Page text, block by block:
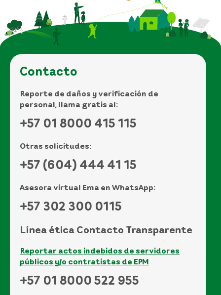
Contacto
Reporte de daños y verificación de
personal, llama gratis al:
+57 01 8000 415 115
Otras solicitudes:
+57 (604) 444 41 15
Asesora virtual Ema en WhatsApp:
+57 302 300 0115
Línea ética Contacto Transparente
Reportar actos indebidos de servidores
públicos y/o contratistas de EPM
+57 01 8000 522 955